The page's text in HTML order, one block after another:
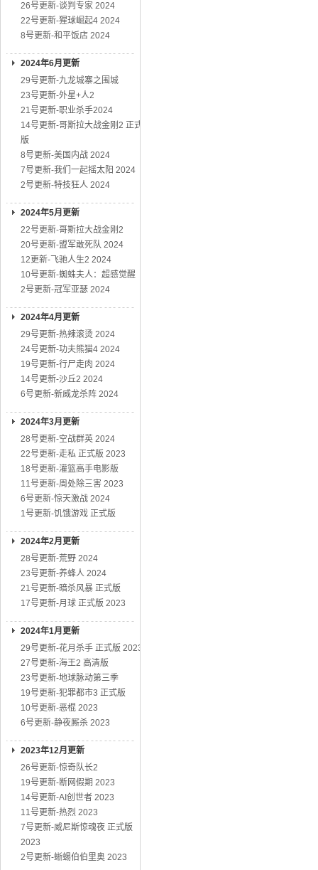
26号更新-谈判专家 2024
22号更新-猩球崛起4 2024
8号更新-和平饭店 2024
2024年6月更新
29号更新-九龙城寨之围城
23号更新-外星+人2
21号更新-职业杀手2024
14号更新-哥斯拉大战金刚2 正式
版
8号更新-美国内战 2024
7号更新-我们一起摇太阳 2024
2号更新-特技狂人 2024
2024年5月更新
22号更新-哥斯拉大战金刚2
20号更新-盟军敢死队 2024
12更新-飞驰人生2 2024
10号更新-蜘蛛夫人：超感觉醒
2号更新-冠军亚瑟 2024
2024年4月更新
29号更新-热辣滚烫 2024
24号更新-功夫熊猫4 2024
19号更新-行尸走肉 2024
14号更新-沙丘2 2024
6号更新-新威龙杀阵 2024
2024年3月更新
28号更新-空战群英 2024
22号更新-走私 正式版 2023
18号更新-灌篮高手电影版
11号更新-周处除三害 2023
6号更新-惊天激战 2024
1号更新-饥饿游戏 正式版
2024年2月更新
28号更新-荒野 2024
23号更新-养蜂人 2024
21号更新-暗杀风暴 正式版
17号更新-月球 正式版 2023
2024年1月更新
29号更新-花月杀手 正式版 2023
27号更新-海王2 高清版
23号更新-地球脉动第三季
19号更新-犯罪都市3 正式版
10号更新-恶棍 2023
6号更新-静夜厮杀 2023
2023年12月更新
26号更新-惊奇队长2
19号更新-断网假期 2023
14号更新-AI创世者 2023
11号更新-热烈 2023
7号更新-威尼斯惊魂夜 正式版
2023
2号更新-蜥蜴伯伯里奥 2023